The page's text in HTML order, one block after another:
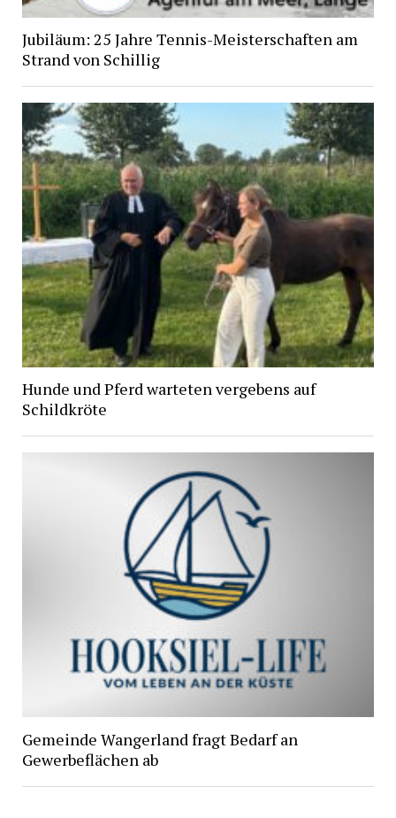
Jubiläum: 25 Jahre Tennis-Meisterschaften am
Strand von Schillig
Hunde und Pferd warteten vergebens auf
Schildkröte
Gemeinde Wangerland fragt Bedarf an
Gewerbeflächen ab